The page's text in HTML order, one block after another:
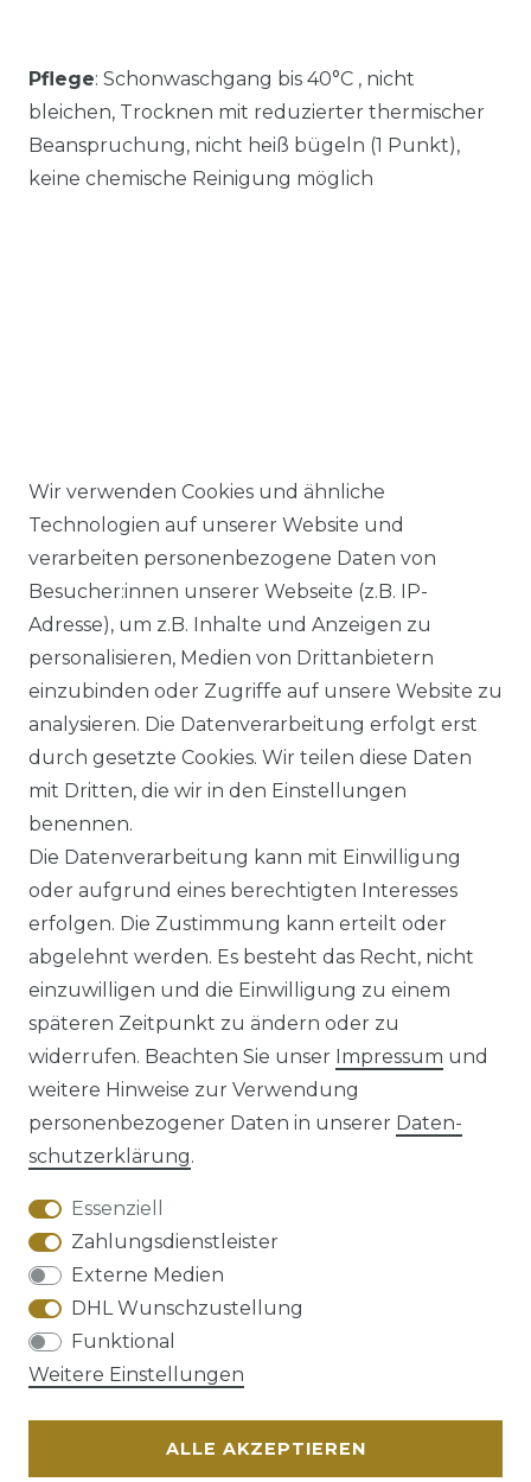
Pflege: Schonwaschgang bis 40°C , nicht
bleichen, Trocknen mit reduzierter thermischer
Beanspruchung, nicht heiß bügeln (1 Punkt),
keine chemische Reinigung möglich
Ähnlicher Artikel
Angels - Damen 5-Pocket
Jeans, Dolly (538000)
ab 89,99 € *
Impressum Daten­schutz­erklärung
AGB Barrierefreiheitserklärung
Widerrufs­recht
Wir verwenden Cookies und ähnliche
Technologien auf unserer Website und
verarbeiten personenbezogene Daten von
Besucher:innen unserer Webseite (z.B. IP-
Adresse), um z.B. Inhalte und Anzeigen zu
personalisieren, Medien von Drittanbietern
einzubinden oder Zugriffe auf unsere Website zu
analysieren. Die Datenverarbeitung erfolgt erst
durch gesetzte Cookies. Wir teilen diese Daten
mit Dritten, die wir in den Einstellungen
benennen.
Die Datenverarbeitung kann mit Einwilligung
oder aufgrund eines berechtigten Interesses
erfolgen. Die Zustimmung kann erteilt oder
abgelehnt werden. Es besteht das Recht, nicht
einzuwilligen und die Einwilligung zu einem
späteren Zeitpunkt zu ändern oder zu
widerrufen. Beachten Sie unser Impressum und
weitere Hinweise zur Verwendung
personenbezogener Daten in unserer Daten­
schutz­erklärung.
Essenziell
Zahlungsdienstleister
Externe Medien
DHL Wunschzustellung
Funktional
Weitere Einstellungen
ALLE AKZEPTIEREN